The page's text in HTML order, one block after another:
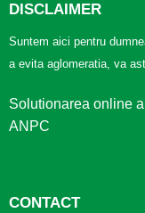
DISCLAIMER
Suntem aici pentru
a evita aglomeratia, va
Solutionarea online
ANPC
CONTACT